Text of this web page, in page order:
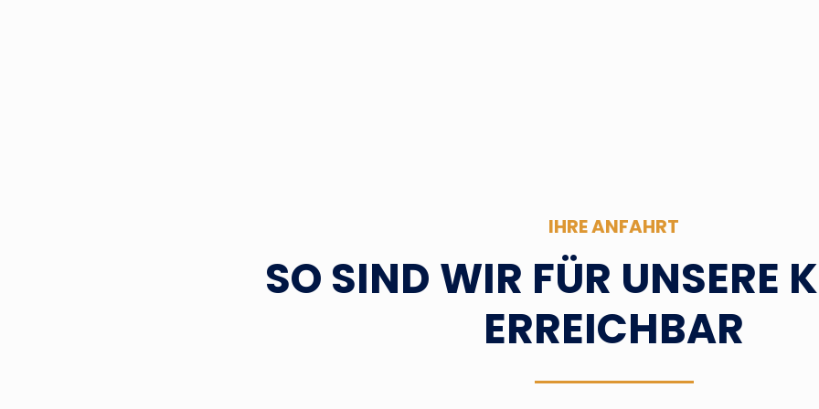
IHRE ANFAHRT
SO SIND WIR FÜR UNSERE
ERREICHBAR